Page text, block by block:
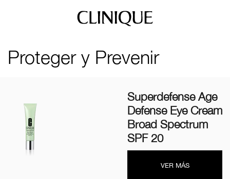
Proteger y Prevenir
Superdefense Age
Defense Eye Cream
Broad Spectrum
SPF 20
VER MÁS